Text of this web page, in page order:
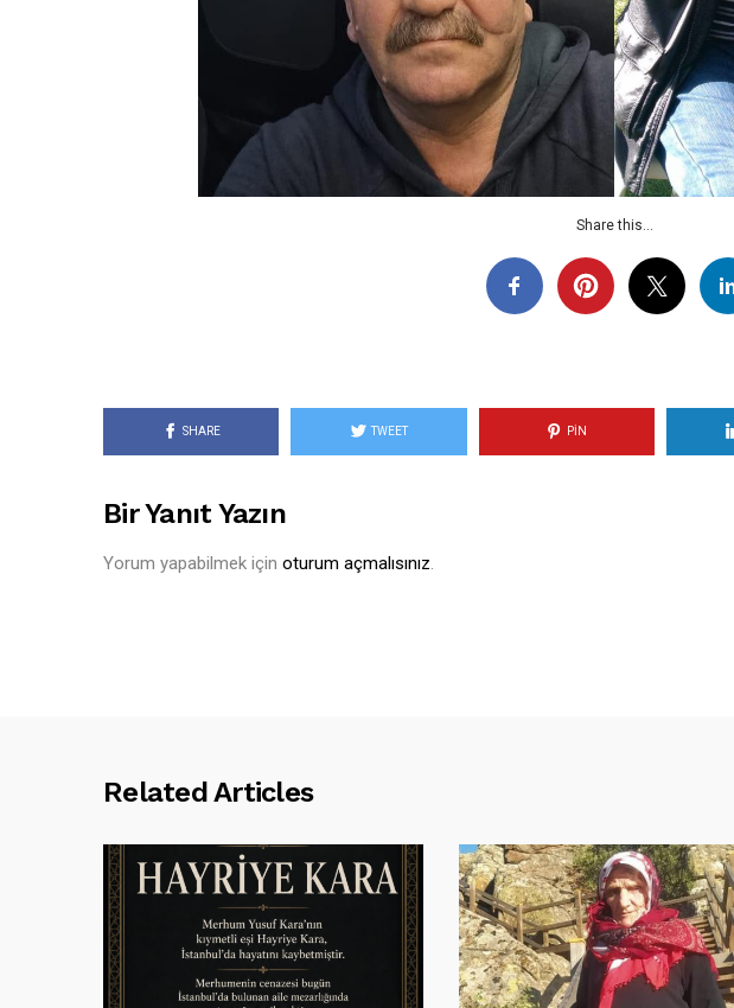
Share this...
SHARE TWEET PIN
Bir Yanıt Yazın
Yorum yapabilmek için oturum açmalısınız.
Related Articles